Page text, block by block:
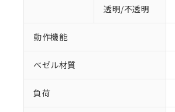
透明/不透明
動作機能
ベゼル材質
負荷